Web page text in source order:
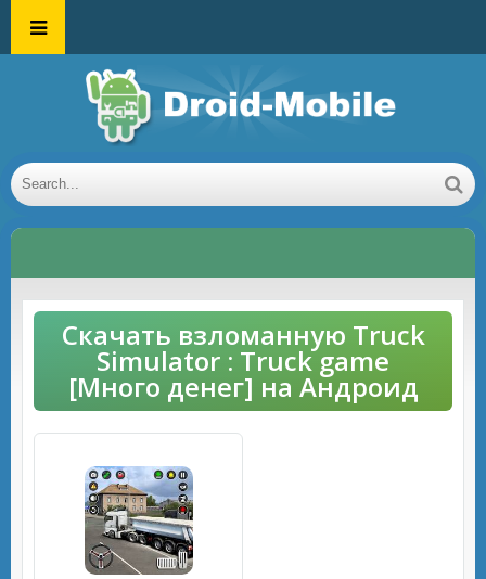
Скачать взломанную Truck
Simulator : Truck game
[Много денег] на Андроид